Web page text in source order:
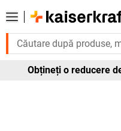
urgent? Multe produse
Obțineți o reducere